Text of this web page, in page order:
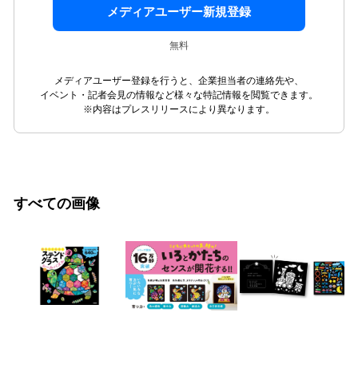
メディアユーザー新規登録
無料
メディアユーザー登録を行うと、企業担当者の連絡先や、
イベント・記者会見の情報など様々な特記情報を閲覧できます。
※内容はプレスリリースにより異なります。
すべての画像